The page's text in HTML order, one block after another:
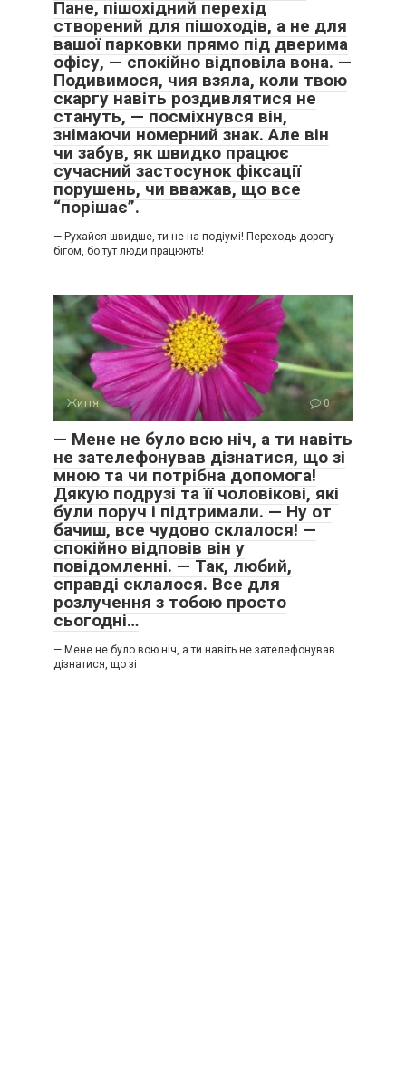
Пане, пішохідний перехід
створений для пішоходів, а не для
вашої парковки прямо під дверима
офісу, — спокійно відповіла вона. —
Подивимося, чия взяла, коли твою
скаргу навіть роздивлятися не
стануть, — посміхнувся він,
знімаючи номерний знак. Але він
чи забув, як швидко працює
сучасний застосунок фіксації
порушень, чи вважав, що все
“порішає”.
— Рухайся швидше, ти не на подіумі! Переходь дорогу
бігом, бо тут люди працюють!
Життя 0
— Мене не було всю ніч, а ти навіть
не зателефонував дізнатися, що зі
мною та чи потрібна допомога!
Дякую подрузі та її чоловікові, які
були поруч і підтримали. — Ну от
бачиш, все чудово склалося! —
спокійно відповів він у
повідомленні. — Так, любий,
справді склалося. Все для
розлучення з тобою просто
сьогодні…
— Мене не було всю ніч, а ти навіть не зателефонував
дізнатися, що зі